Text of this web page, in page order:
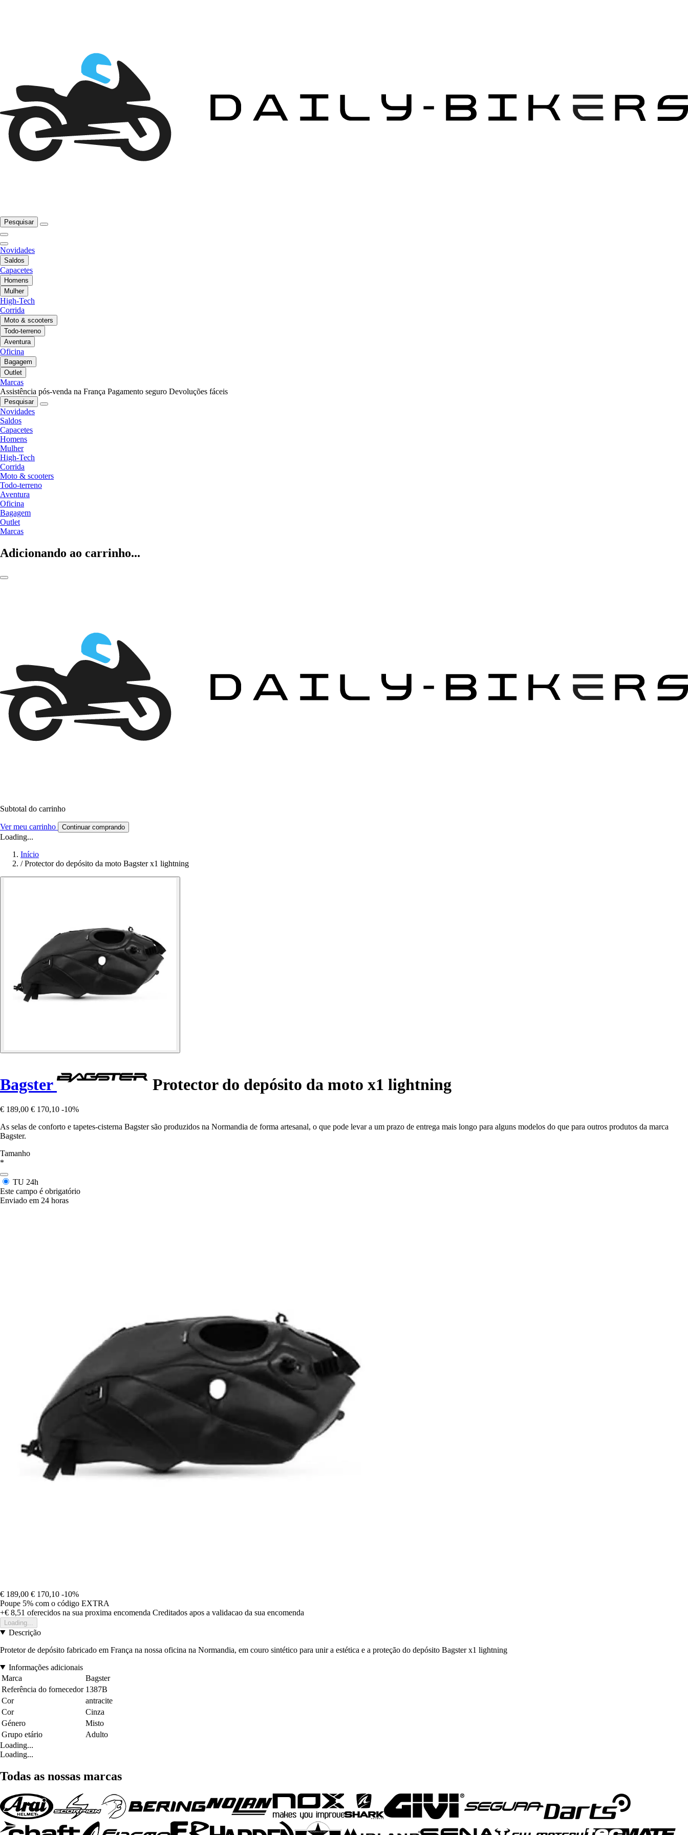
Pesquisar
Novidades
Saldos
Capacetes
Homens
Mulher
High-Tech
Corrida
Moto & scooters
Todo-terreno
Aventura
Oficina
Bagagem
Outlet
Marcas
Assistência pós-venda na França Pagamento seguro Devoluções fáceis
Pesquisar
Novidades
Saldos
Capacetes
Homens
Mulher
High-Tech
Corrida
Moto & scooters
Todo-terreno
Aventura
Oficina
Bagagem
Outlet
Marcas
Adicionando ao carrinho...
Subtotal do carrinho
Ver meu carrinho Continuar comprando
Loading...
Início
/ Protector do depósito da moto Bagster x1 lightning
Bagster Protector do depósito da moto x1 lightning
€ 189,00 € 170,10 -10%
As selas de conforto e tapetes-cisterna Bagster são produzidos na Normandia de forma artesanal, o que pode levar a um prazo de entrega mais longo para alguns modelos do que para outros produtos da marca
Bagster.
Tamanho
*
TU 24h
Este campo é obrigatório
Enviado em 24 horas
€ 189,00 € 170,10 -10%
Poupe 5% com o código EXTRA
+€ 8,51 oferecidos na sua proxima encomenda Creditados apos a validacao da sua encomenda
Loading...
Descrição
Protetor de depósito fabricado em França na nossa oficina na Normandia, em couro sintético para unir a estética e a proteção do depósito Bagster x1 lightning
Informações adicionais
Marca
Bagster
Referência do fornecedor 1387B
Cor
antracite
Cor
Cinza
Género
Misto
Grupo etário
Adulto
Loading...
Loading...
Todas as nossas marcas